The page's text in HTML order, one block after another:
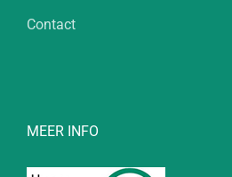
Contact
MEER INFO